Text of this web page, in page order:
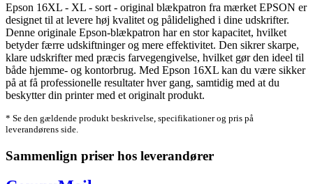
Epson 16XL - XL - sort - original blækpatron fra mærket EPSON er
designet til at levere høj kvalitet og pålidelighed i dine udskrifter.
Denne originale Epson-blækpatron har en stor kapacitet, hvilket
betyder færre udskiftninger og mere effektivitet. Den sikrer skarpe,
klare udskrifter med præcis farvegengivelse, hvilket gør den ideel til
både hjemme- og kontorbrug. Med Epson 16XL kan du være sikker
på at få professionelle resultater hver gang, samtidig med at du
beskytter din printer med et originalt produkt.
* Se den gældende produkt beskrivelse, specifikationer og pris på
leverandørens side.
Sammenlign priser hos leverandører